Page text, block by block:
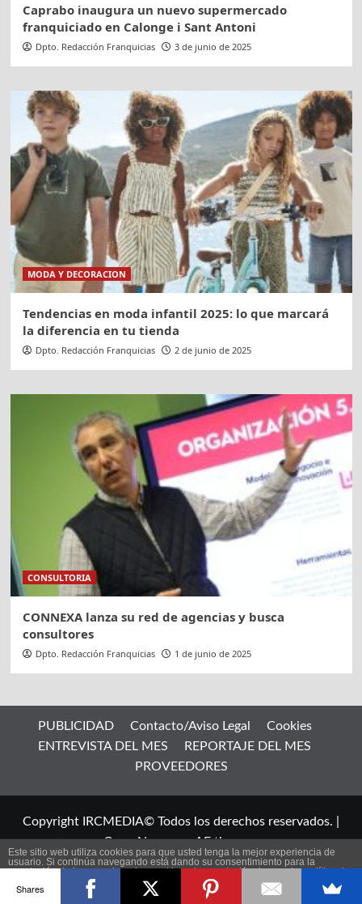
Caprabo inaugura un nuevo supermercado
franquiciado en Calonge i Sant Antoni
Dpto. Redacción Franquicias 3 de junio de 2025
MODA Y DECORACION
Tendencias en moda infantil 2025: lo que marcará
la diferencia en tu tienda
Dpto. Redacción Franquicias 2 de junio de 2025
CONSULTORIA
CONNEXA lanza su red de agencias y busca
consultores
Dpto. Redacción Franquicias 1 de junio de 2025
PUBLICIDAD Contacto/Aviso Legal
Cookies
ENTREVISTA DEL MES
REPORTAJE DEL MES
PROVEEDORES
Copyright IRCMEDIA© Todos los derechos reservados.
CoverNewspor AF themes.
Este sitio web utiliza cookies para que usted tenga la mejor experiencia de
usuario. Si continúa navegando está dando su consentimiento para la
aceptación de las mencionadas cookies y la aceptación de nuestrapolítica de
, pinche el enlace para mayor información.
plugin cookies
Shares